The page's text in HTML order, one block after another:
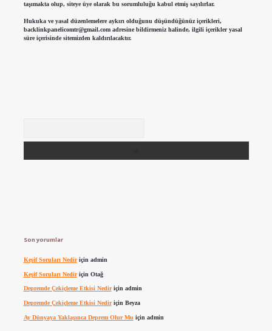
taşımakta olup, siteye üye olarak bu sorumluluğu kabul etmiş sayılırlar.
Hukuka ve yasal düzenlemelere aykırı olduğunu düşündüğünüz içerikleri,
backlinkpanelicomtr@gmail.comadresine bildirmeniz halinde, ilgili içerikler yasal
süre içerisinde sitemizden kaldırılacaktır.
Son yorumlar
Keşif Soruları Nediriçin admin
Keşif Soruları Nediriçin Otağ
Depremde Çekiçleme Etkisi Nediriçin admin
Depremde Çekiçleme Etkisi Nediriçin Beyza
Ay Dünyaya Yaklaşınca Deprem Olur Mu için admin